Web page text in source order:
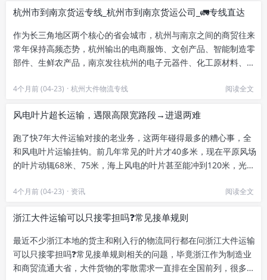
杭州市到南京货运专线_杭州市到南京货运公司_🚛专线直达
作为长三角地区两个核心的省会城市，杭州与南京之间的商贸往来
常年保持高频态势，杭州输出的电商服饰、文创产品、智能制造零
部件、生鲜农产品，南京发往杭州的电子元器件、化工原材料、医
4个月前 (04-23) · 杭州大件物流专线 阅读全文
风电叶片超长运输，遇限高限宽路段→进退两难
跑了快7年大件运输对接的老业务，这两年碰得最多的糟心事，全
和风电叶片运输挂钩。前几年常见的叶片才40多米，现在平原风场
的叶片动辄68米、75米，海上风电的叶片甚至能冲到120米，光是
4个月前 (04-23) · 资讯 阅读全文
浙江大件运输可以只接零担吗❓常见接单规则
最近不少浙江本地的货主和刚入行的物流同行都在问浙江大件运输
可以只接零担吗❓常见接单规则相关的问题，毕竟浙江作为制造业
和商贸流通大省，大件货物的零散需求一直排在全国前列，很多从